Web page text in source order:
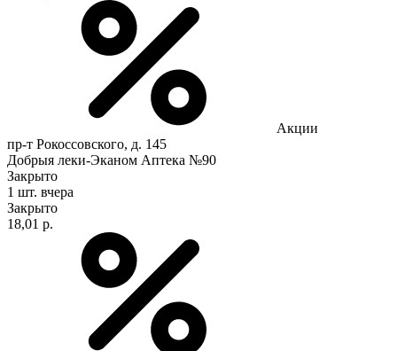
Акции
пр-т Рокоссовского, д. 145
Добрыя леки-Эканом Аптека №90
Закрыто
1 шт. вчера
Закрыто
18,01 р.